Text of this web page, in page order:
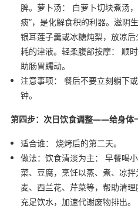
脾。萝卜汤： 白萝卜切块煮汤
痰”，是化解食积的利器。滋阴
银耳莲子羹或冰糖炖梨，放凉
耗的津液。轻柔腹部按摩： 顺
助肠胃蠕动。
注意事项： 餐后不要立刻躺下
钟。
第四步：次日饮食调整——给身体
适合谁： 烧烤后的第二天。
做法：饮食清淡为主： 早餐喝
菜、豆腐，烹饪以蒸、煮、凉
麦、西兰花、芹菜等，帮助清
充足饮水，加速代谢废物排出。